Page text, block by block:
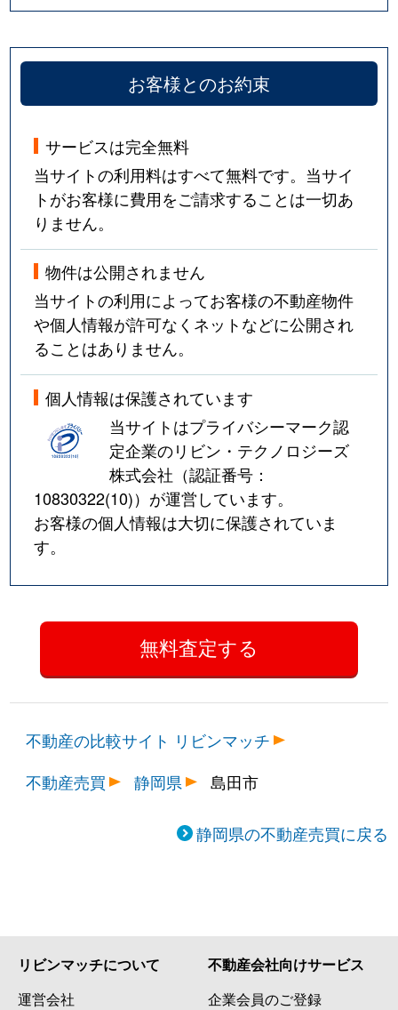
お客様とのお約束
サービスは完全無料
当サイトの利用料はすべて無料です。当サイ
トがお客様に費用をご請求することは一切あ
りません。
物件は公開されません
当サイトの利用によってお客様の不動産物件
や個人情報が許可なくネットなどに公開され
ることはありません。
個人情報は保護されています
当サイトはプライバシーマーク認
定企業のリビン・テクノロジーズ
株式会社（認証番号：
10830322(10)）が運営しています。
お客様の個人情報は大切に保護されていま
す。
不動産の比較サイト リビンマッチ
不動産売買
静岡県 島田市
静岡県の不動産売買に戻る
リビンマッチについて
運営会社
不動産会社向けサービス
企業会員のご登録